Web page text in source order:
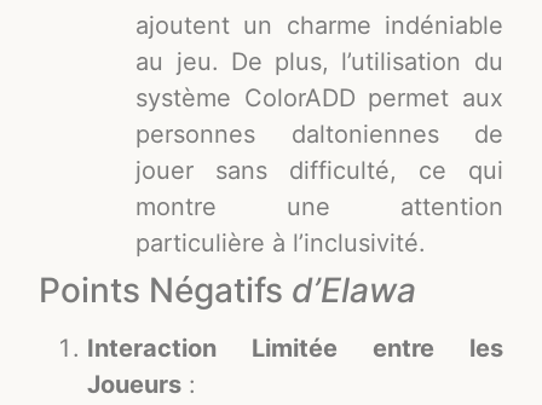
ajoutent un charme indéniable
au jeu. De plus, l’utilisation du
système ColorADD permet aux
personnes daltoniennes de
jouer sans difficulté, ce qui
montre une attention
particulière à l’inclusivité.
Points Négatifs d’Elawa
Interaction Limitée entre les
Joueurs :